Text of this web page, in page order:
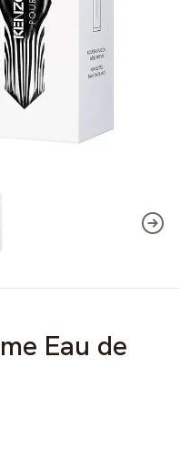
Eau de